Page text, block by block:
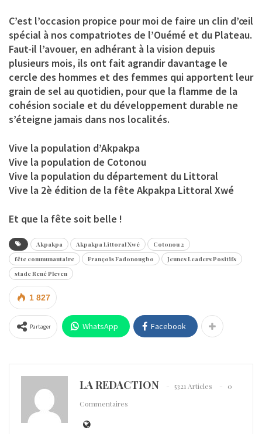
C’est l’occasion propice pour moi de faire un clin d’œil
spécial à nos compatriotes de l’Ouémé et du Plateau.
Faut-il l’avouer, en adhérant à la vision depuis
plusieurs mois, ils ont fait agrandir davantage le
cercle des hommes et des femmes qui apportent leur
grain de sel au quotidien, pour que la flamme de la
cohésion sociale et du développement durable ne
s’éteigne jamais dans nos localités.
Vive la population d’Akpakpa
Vive la population de Cotonou
Vive la population du département du Littoral
Vive la 2è édition de la fête Akpakpa Littoral Xwé
Et que la fête soit belle !
Akpakpa Akpakpa Littoral Xwé
Cotonou 2
fête communautaire
François Fadonougbo
Jeunes Leaders Positifs
stade René Pleven
1 827
Partager WhatsApp Facebook
LA REDACTION 5321 Articles
0
Commentaires